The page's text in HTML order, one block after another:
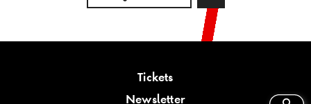
Tickets
Newsletter